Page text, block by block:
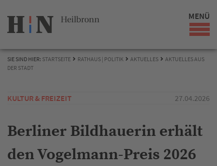
MENÜ
SIE SIND HIER: STARTSEITE RATHAUS | POLITIK AKTUELLES
AKTUELLES AUS
DER STADT
KULTUR & FREIZEIT 27.04.2026
Berliner Bildhauerin erhält
den Vogelmann-Preis 2026